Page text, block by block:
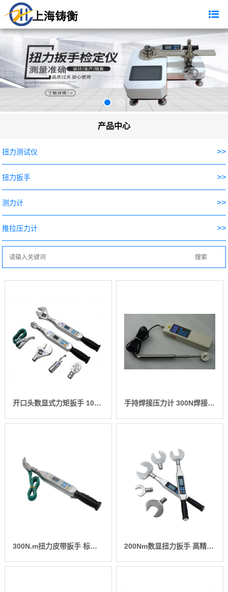
产品中心
扭力测试仪 >>
扭力扳手 >>
测力计 >>
推拉压力计 >>
开口头数显式力矩扳手 100NM高精度数字开口扳手 工业级开口是扭力工具 手持焊接压力计 300N焊接压力测试仪 工业级电焊机压力测量仪
300N.m扭力皮带扳手 标准皮带数显扳手 高精度数显扭力扳手价格 200Nm数显扭力扳手 高精度数显扭力扳手 检测***数显力矩扳手价格